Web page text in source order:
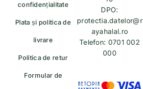
confidențialitate
Plata și politica de
livrare
Politica de retur
Formular de
DPO:
protectia.datelor@r
ayahalal.ro
Telefon: 0701 002
000